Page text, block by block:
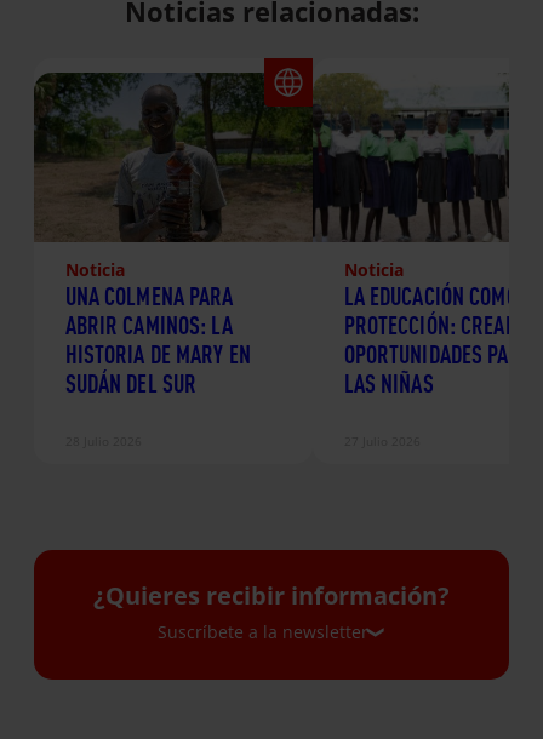
Noticias relacionadas:
Noticia
UNA COLMENA PARA
ABRIR CAMINOS: LA
HISTORIA DE MARY EN
SUDÁN DEL SUR
Noticia
LA EDUCACIÓN COMO
PROTECCIÓN: CREANDO
OPORTUNIDADES PARA
LAS NIÑAS
¿Quieres recibir información?
Suscríbete a la newsletter